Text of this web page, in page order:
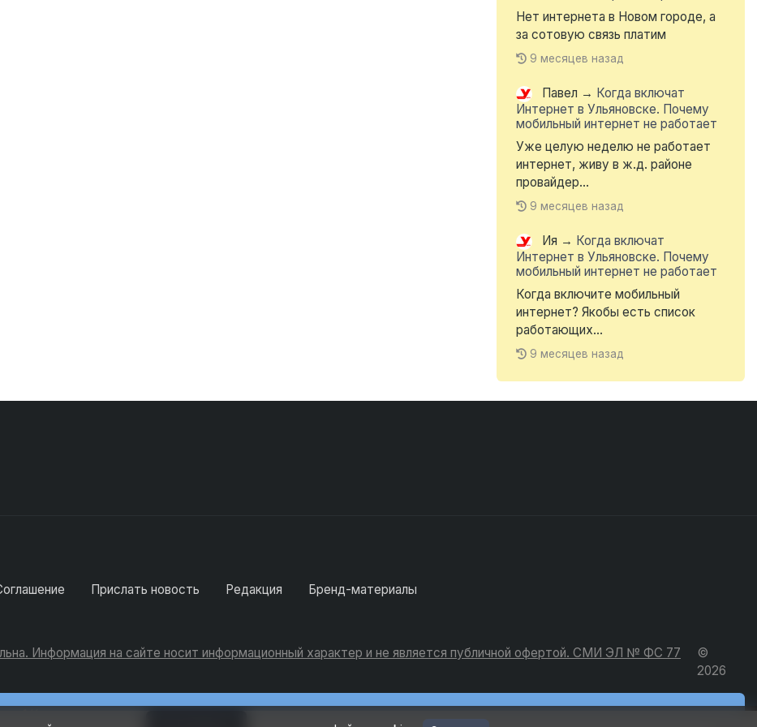
Нет интернета в Новом городе, а
за сотовую связь платим
9 месяцев назад
Павел → Когда включат
Интернет в Ульяновске. Почему
мобильный интернет не работает
Уже целую неделю не работает
интернет, живу в ж.д. районе
провайдер...
9 месяцев назад
Ия → Когда включат
Интернет в Ульяновске. Почему
мобильный интернет не работает
Когда включите мобильный
интернет? Якобы есть список
работающих...
9 месяцев назад
Прислать новость Редакция Бренд-материалы
Информация на сайте носит информационный характер и не является публичной офертой. СМИ ЭЛ № ФС 77
©
2026